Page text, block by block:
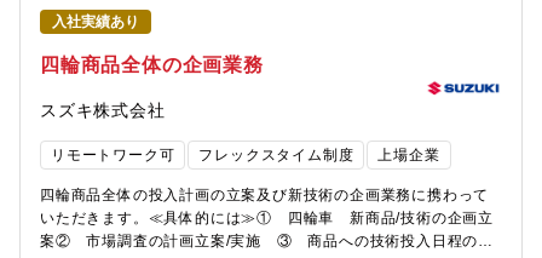
て、社内には幅広い電装品を取り扱う車両システムの専門家が多
く在籍しており、半導体だけではなくシステムの面からも提案で
きることが、この会社の大きな特徴です。★ 34歳（社会人経験7
年目）中途入社（前職：電子部品メーカー） 私の部署は回路設計
が中心ですが、新製品に必要な技術開発にも取り組んでいます。
ウェハプロセス技術および実装技術開発に携わっており、半導体
物性の基本的な知識のみならず、材料物性や量産工程に関する知
識も求められます。対象分野が多岐にわたるため、様々な専門家
と協力し、新たな知見に触れる機会が多く、非常に興味深く仕事
に取り組むことができています。
く、四輪車の魅力を高めるアクセサリーを企画し、商品化を推進
するチームになることを目指しています。お客様に喜んでもら
い、会社にも貢献していくために、アクセサリーの企画力を強化
して、良質な開発と販売に繋げる活動に取り組んでいます。<< 配
属部署 >>・配属される部門名称 ：商品企画本部 商品企画部・配
属拠点 ：高塚本社オフィス・フレックス適
用 ：有・就業時間 ： フレキシブルタイム
6:30～22:00（標準労働時間 8時間）・在宅勤務利用状況 ：業
務によって調整可・キャリア採用入社者の活躍について 前職で
オートバイの部品・用品の開発に携わっていた方が、モビリティ
製品に対する理解や 商品づくりの経験を活かし、自動車の用
入社実績あり
四輪商品全体の企画業務
スズキ株式会社
リモートワーク可 フレックスタイム制度 上場企業
四輪商品全体の投入計画の立案及び新技術の企画業務に携わって
いただきます。≪具体的には≫① 四輪車 新商品/技術の企画立
案② 市場調査の計画立案/実施 ③ 商品への技術投入日程の立